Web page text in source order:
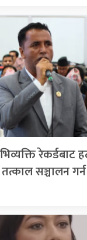
रेकर्डबाट
तत्काल सञ्चालन